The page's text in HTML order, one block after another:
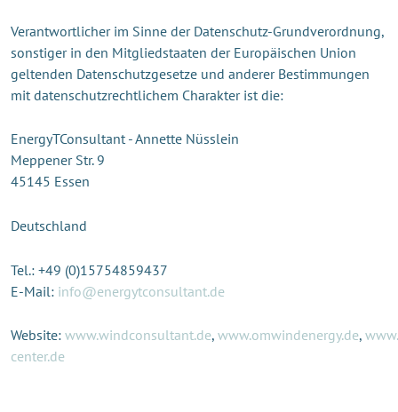
Verantwortlicher im Sinne der Datenschutz-Grundverordnung,
sonstiger in den Mitgliedstaaten der Europäischen Union
geltenden Datenschutzgesetze und anderer Bestimmungen
mit datenschutzrechtlichem Charakter ist die:
EnergyTConsultant - Annette Nüsslein
Meppener Str. 9
45145 Essen
Deutschland
Tel.: +49 (0)15754859437
E-Mail: info@energytconsultant.de
Website: www.windconsultant.de, www.omwindenergy.de,
center.de